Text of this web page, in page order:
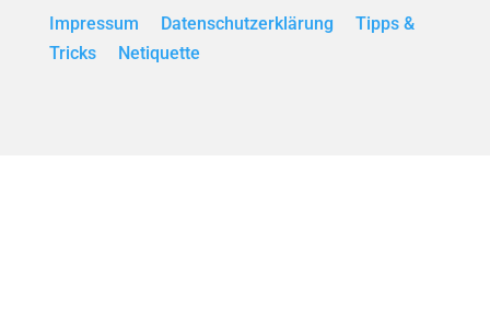
Impressum Datenschutzerklärung
Tipps &
Tricks
Netiquette